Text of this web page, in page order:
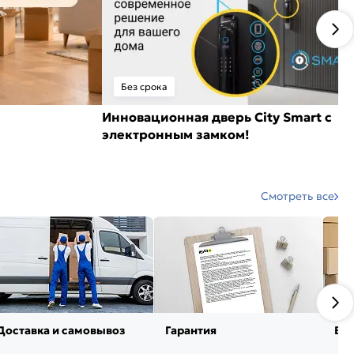
Без срока
Инновационная дверь City Smart с
электронным замком!
Смотреть все
и самовывоз Гарантия